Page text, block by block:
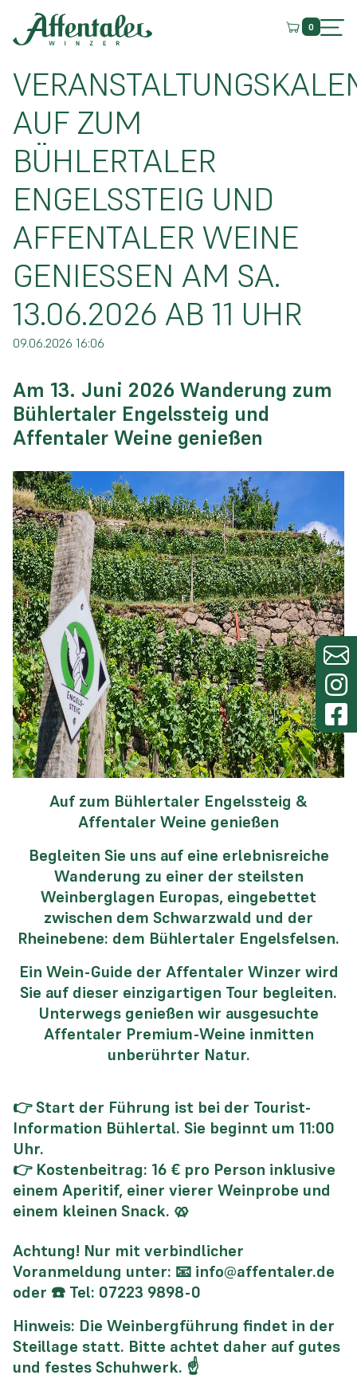
0
AUF ZUM
BÜHLERTALER
ENGELSSTEIG UND
AFFENTALER WEINE
GENIESSEN AM SA. 1
3.06.2026 AB 11 UHR
09.06.2026 16:06
Am 13. Juni 2026 Wanderung zum
Bühlertaler Engelssteig und
Affentaler Weine genießen
Auf zum Bühlertaler Engelssteig &
Affentaler Weine genießen
Begleiten Sie uns auf eine erlebnisreiche
Wanderung zu einer der steilsten
Weinberglagen Europas, eingebettet
zwischen dem Schwarzwald und der
Rheinebene: dem Bühlertaler Engelsfelsen.
Ein Wein-Guide der Affentaler Winzer wird
Sie auf dieser einzigartigen Tour begleiten.
Unterwegs genießen wir ausgesuchte
Affentaler Premium-Weine inmitten
unberührter Natur.
👉 Start der Führung ist bei der Tourist-
Information Bühlertal. Sie beginnt um 11:00
Uhr.
👉 Kostenbeitrag: 16 € pro Person inklusive
einem Aperitif, einer vierer Weinprobe und
einem kleinen Snack. 🥨
Achtung! Nur mit verbindlicher
Voranmeldung unter: 📧 info@affentaler.de
oder ☎️ Tel: 07223 9898-0
Hinweis: Die Weinbergführung findet in der
Steillage statt. Bitte achtet daher auf gutes
und festes Schuhwerk. ☝️